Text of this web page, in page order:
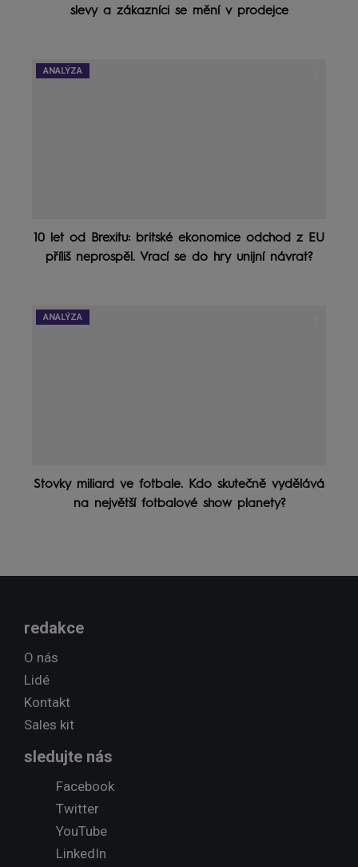
slevy a zákazníci se mění v prodejce
ANALÝZA
10 let od Brexitu: britské ekonomice odchod z EU
příliš neprospěl. Vrací se do hry unijní návrat?
ANALÝZA
Stovky miliard ve fotbale. Kdo skutečně vydělává
na největší fotbalové show planety?
redakce
O nás
Lidé
Kontakt
Sales kit
sledujte nás
Facebook
Twitter
YouTube
LinkedIn